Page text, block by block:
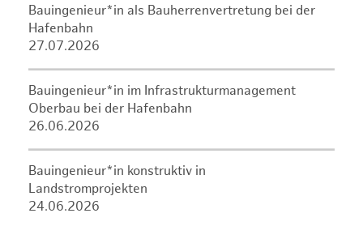
Bauingenieur*in als Bauherrenvertretung bei der
Hafenbahn
27.07.2026
Bauingenieur*in im Infrastrukturmanagement
Oberbau bei der Hafenbahn
26.06.2026
Bauingenieur*in konstruktiv in
Landstromprojekten
24.06.2026